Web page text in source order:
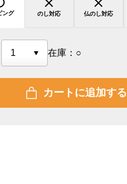
ング のし対応 仏のし対応
在庫： ○
カートに追加する